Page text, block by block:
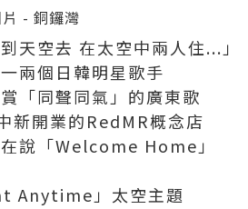
天空去 在太空中兩人住...」
兩個日韓明星歌手
「同聲同氣」的廣東歌
新開業的RedMR概念店
說「Welcome Home」
Anytime」太空主題